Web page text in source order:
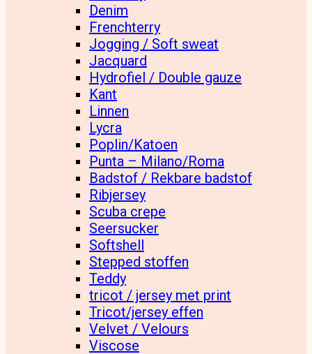
Denim
Frenchterry
Jogging / Soft sweat
Jacquard
Hydrofiel / Double gauze
Kant
Linnen
Lycra
Poplin/Katoen
Punta – Milano/Roma
Badstof / Rekbare badstof
Ribjersey
Scuba crepe
Seersucker
Softshell
Stepped stoffen
Teddy
tricot / jersey met print
Tricot/jersey effen
Velvet / Velours
Viscose